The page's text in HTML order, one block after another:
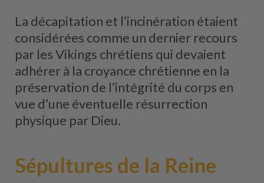
La décapitation et l’incinération étaient
considérées comme un dernier recours
par les Vikings chrétiens qui devaient
adhérer à la croyance chrétienne en la
préservation de l’intégrité du corps en
vue d’une éventuelle résurrection
physique par Dieu.
Sépultures de la Reine